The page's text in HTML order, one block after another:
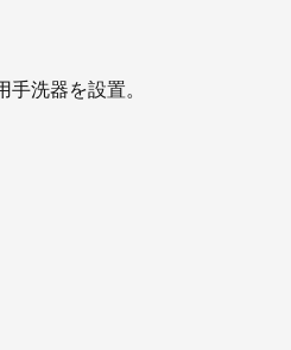
小便
洗器を設置。
般